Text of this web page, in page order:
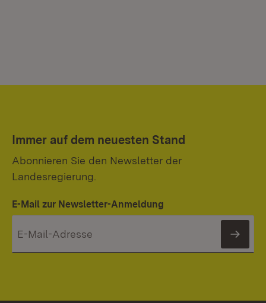
Immer auf dem neuesten Stand
Abonnieren Sie den Newsletter der
Landesregierung.
E-Mail zur Newsletter-Anmeldung